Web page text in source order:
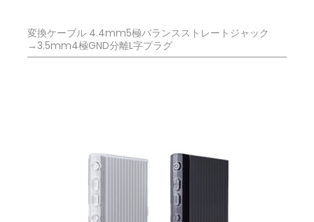
変換ケーブル 4.4mm5極バランスストレートジャック
→3.5mm4極GND分離L字プラグ